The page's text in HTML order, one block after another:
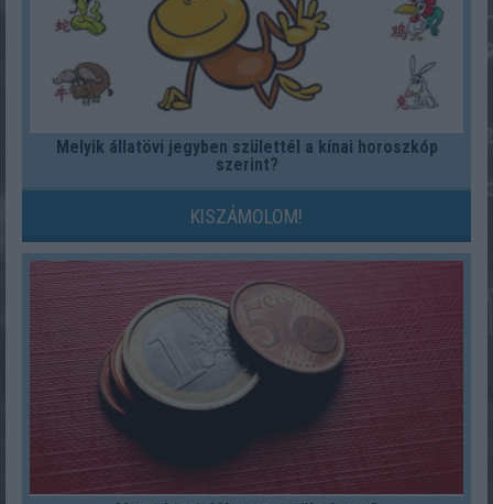
Melyik állatövi jegyben születtél a kínai horoszkóp
szerint?
KISZÁMOLOM!